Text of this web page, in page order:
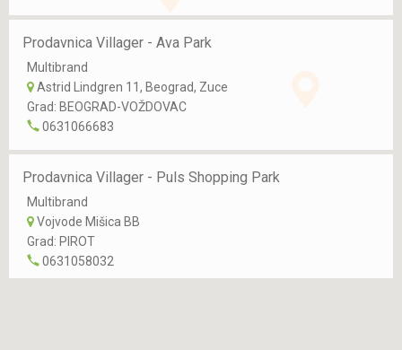
Prodavnica Villager - Ava Park
Multibrand
Astrid Lindgren 11, Beograd, Zuce
Grad: BEOGRAD-VOŽDOVAC
0631066683
Prodavnica Villager - Puls Shopping Park
Multibrand
Vojvode Mišica BB
Grad: PIROT
0631058032